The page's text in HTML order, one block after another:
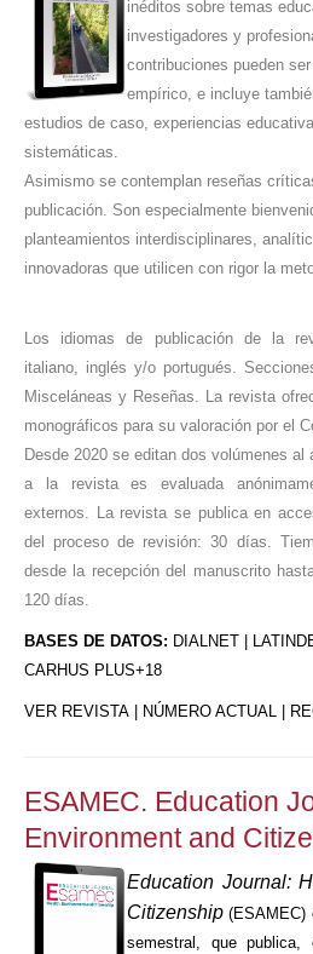
inéditos sobre temas
investigadores y
contribuciones pueden
empírico, e incluye
estudios de caso, experiencias
sistemáticas.
Asimismo se contemplan reseñas
publicación. Son especialmente
planteamientos interdisciplinares,
innovadoras que utilicen con rigor la
Los idiomas de publicación de la
italiano, inglés y/o portugués.
Misceláneas y Reseñas. La revista
monográficos para su valoración por el
Desde 2020 se editan dos volúmenes al
a la revista es evaluada
externos. La revista se publica en
del proceso de revisión: 30 días.
desde la recepción del manuscrito
120 días.
BASES DE DATOS: DIALNET |
CARHUS PLUS+18
VER REVISTA NÚMERO ACTUAL
ESAMEC. Education
Environment and
Education Journal:
Citizenship (ESAMEC)
semestral, que publica,